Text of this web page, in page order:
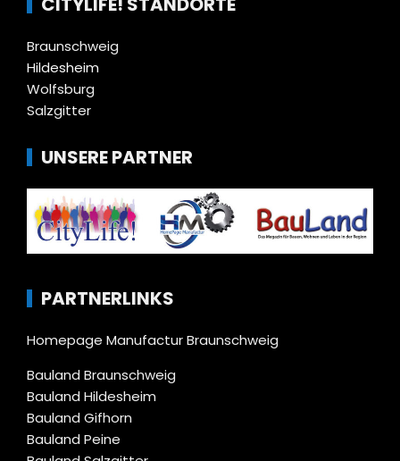
Braunschweig
Hildesheim
Wolfsburg
Salzgitter
UNSERE PARTNER
PARTNERLINKS
Homepage Manufactur Braunschweig
Bauland Braunschweig
Bauland Hildesheim
Bauland Gifhorn
Bauland Peine